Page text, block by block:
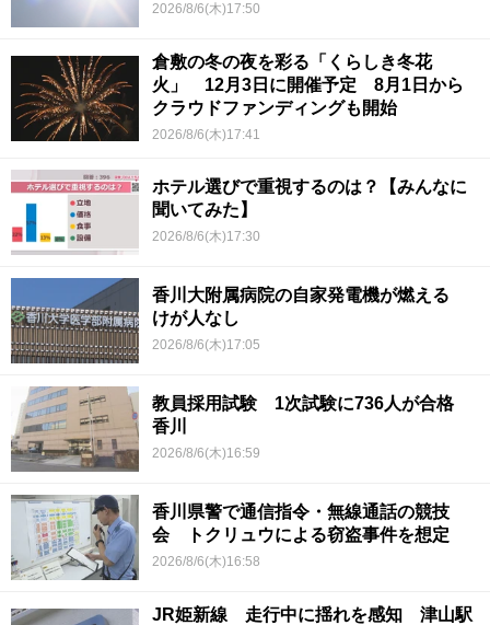
2026/8/6(木)17:50
倉敷の冬の夜を彩る「くらしき冬花
火」 12月3日に開催予定 8月1日から
クラウドファンディングも開始
2026/8/6(木)17:41
ホテル選びで重視するのは？【みんなに
聞いてみた】
2026/8/6(木)17:30
香川大附属病院の自家発電機が燃える
けが人なし
2026/8/6(木)17:05
教員採用試験 1次試験に736人が合格
香川
2026/8/6(木)16:59
香川県警で通信指令・無線通話の競技
会 トクリュウによる窃盗事件を想定
2026/8/6(木)16:58
JR姫新線 走行中に揺れを感知 津山駅